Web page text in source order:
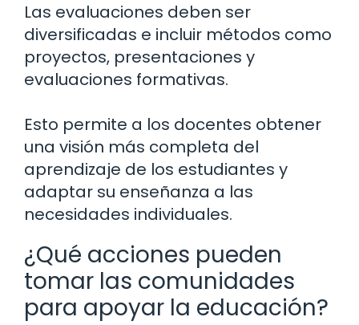
Las evaluaciones deben ser
diversificadas e incluir métodos como
proyectos, presentaciones y
evaluaciones formativas.
Esto permite a los docentes obtener
una visión más completa del
aprendizaje de los estudiantes y
adaptar su enseñanza a las
necesidades individuales.
¿Qué acciones pueden
tomar las comunidades
para apoyar la educación?